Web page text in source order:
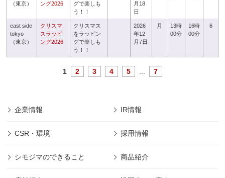
（東京）
ング2026
グで楽しも
う！！
月18
日
east side
tokyo
（東京）
クリスマ
スラッピ
ング2026
クリスマス
をラッピン
グで楽しも
う！！
2026
年12
月7日
月
13時
00分
16時
00分
6
1 2 3 4 5 7
企業情報 IR情報
CSR・環境 採用情報
シモジマのできること 商品紹介